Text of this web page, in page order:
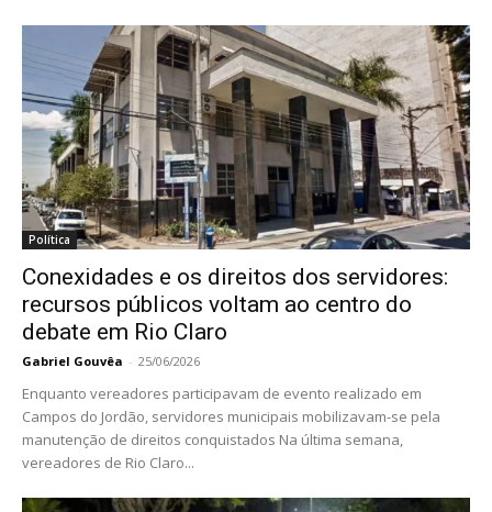
Política
Conexidades e os direitos dos servidores:
recursos públicos voltam ao centro do
debate em Rio Claro
Gabriel Gouvêa - 25/06/2026
Enquanto vereadores participavam de evento realizado em
Campos do Jordão, servidores municipais mobilizavam-se pela
manutenção de direitos conquistados Na última semana,
vereadores de Rio Claro...